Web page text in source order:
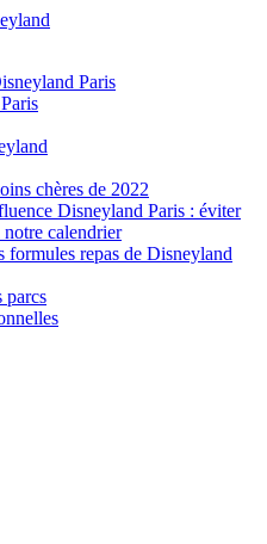
Paris
chères de 2022
Disneyland Paris : éviter
calendrier
formules repas de Disneyland
parcs